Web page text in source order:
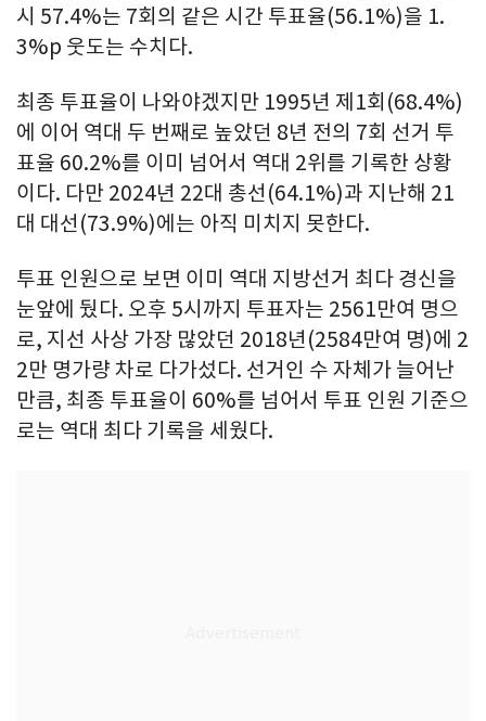
시 57.4%는 7회의 같은 시간 투표율(56.1%)을 1.
3%p 웃도는 수치다.
최종 투표율이 나와야겠지만 1995년 제1회(68.4%)
에 이어 역대 두 번째로 높았던 8년 전의 7회 선거 투
표율 60.2%를 이미 넘어서 역대 2위를 기록한 상황
이다. 다만 2024년 22대 총선(64.1%)과 지난해 21
대 대선(73.9%)에는 아직 미치지 못한다.
투표 인원으로 보면 이미 역대 지방선거 최다 경신을
눈앞에 뒀다. 오후 5시까지 투표자는 2561만여 명으
로, 지선 사상 가장 많았던 2018년(2584만여 명)에 2
2만 명가량 차로 다가섰다. 선거인 수 자체가 늘어난
만큼, 최종 투표율이 60%를 넘어서 투표 인원 기준으
로는 역대 최다 기록을 세웠다.